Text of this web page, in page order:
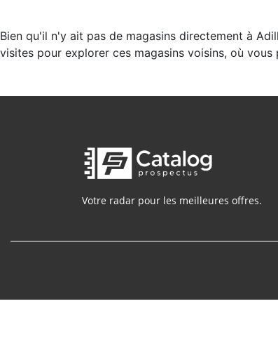
Bien qu'il n'y ait pas de magasins directement à
visites pour explorer ces magasins voisins, où
Votre radar pour les meilleures offres.